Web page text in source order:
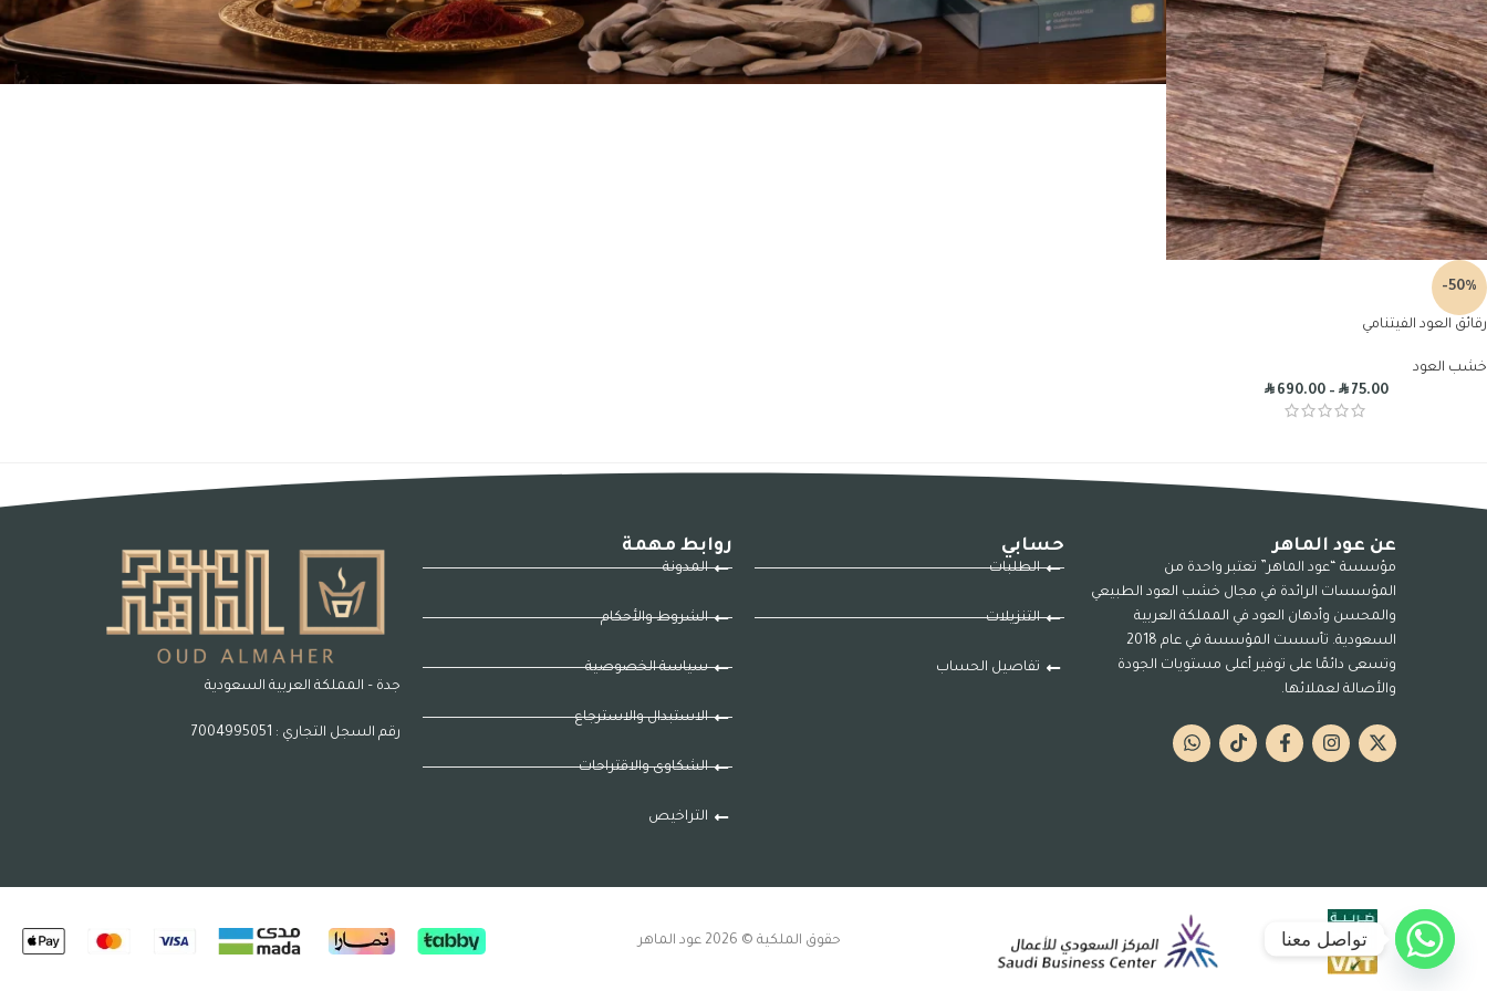
-50%
رقائق العود الفيتنامي
خشب العود
R75.00
–
R690.00
عن عود الماهر
مؤسسة “عود الماهر” تعتبر واحدة من
المؤسسات الرائدة في مجال خشب العود الطبيعي
والمحسن وأدهان العود في المملكة العربية
السعودية. تأسست المؤسسة في عام 2018
وتسعى دائمًا على توفير أعلى مستويات الجودة
والأصالة لعملائها.
حسابي
الطلبات
التنزيلات
تفاصيل الحساب
روابط مهمة
المدونة
الشروط والأحكام
سياسة الخصوصية
الاستبدال والاسترجاع
الشكاوى والاقتراحات
التراخيص
جدة – المملكة العربية السعودية
رقم السجل التجاري : 7004995051
حقوق الملكية © 2026 عود الماهر تواصل معنا